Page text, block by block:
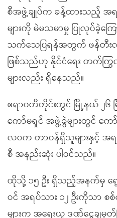
စီအဖွဲ့ချုပ်က ခန့်ထားသည့် အ
များကို မဲမသမာမှု ပြုလုပ်ခဲ့ကြ
သက်သေပြရန်အတွက် ဖန်တီးလု
ဖြစ်သည်ဟု နိုင်ငံရေး တက်ကြွ
များလည်း ရှိနေသည်။
ဧရာဝတီတိုင်းတွင် မြို့နယ် ၂၆
ကော်မရှင် အဖွဲ့ခွဲများတွင် ကေ
လဝက တာဝန်ရှိသူများနှင့် အရပ်
စီ အနည်းဆုံး ပါဝင်သည်။
ထိုသို့ ၁၅ ဦး ရှိသည့်အနက်မှ ရွ
ဝင် အရပ်သား ၁၂ ဦးကိုသာ စ
များက အရေးယူ ဒဏ်ငွေချမှတ်ခ